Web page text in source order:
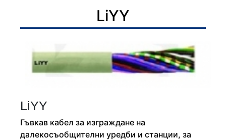
LiYY
LiYY
Гъвкав кабел за изграждане на
далекосъобщителни уредби и станции, за